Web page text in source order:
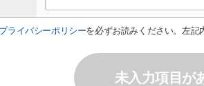
ライバシーポリシーを必ずお読みください。左記
未入力項目が